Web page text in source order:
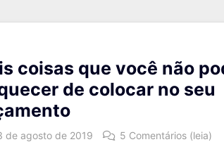
coisas que você não
de colocar no seu
de agosto de 2019 5 Comentários (leia)